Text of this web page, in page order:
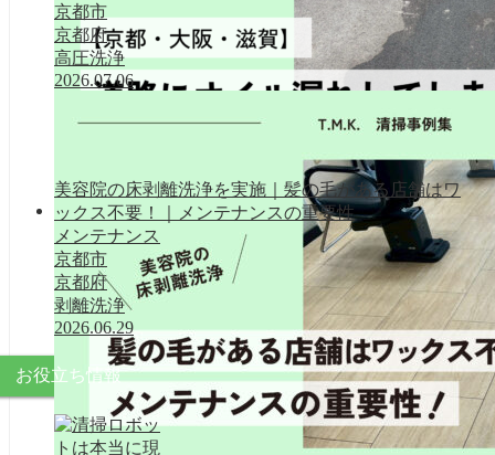
清掃事例集
京都市
京都府
高圧洗浄
2026.07.06
美容院の床剥離洗浄を実施｜髪の毛がある店舗はワ
ックス不要！｜メンテナンスの重要性
メンテナンス
京都市
京都府
剥離洗浄
2026.06.29
お役立ち情報